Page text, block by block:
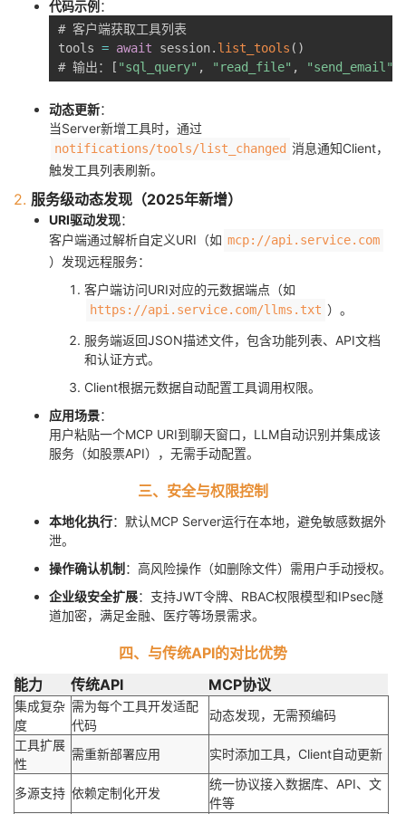
代码示例 ：
# 客户端获取工具列表
tools = await session. list_tools ( )
# 输出：
[ "sql_query" , "read_file" , "send_email"
动态更新：
当Server新增工具时，通过
notifications/tools/list_changed 消息通知Client，
触发工具列表刷新。
2. 服务级动态发现（2025年新增）
URI驱动发现：
客户端通过解析自定义URI（如 mcp://api.service.com
）发现远程服务：
客户端访问URI对应的元数据端点（如
https://api.service.com/llms.txt ）。
服务端返回JSON描述文件，包含功能列表、API文档
和认证方式。
Client根据元数据自动配置工具调用权限。
应用场景：
用户粘贴一个MCP URI到聊天窗口，LLM自动识别并集成该
服务（如股票API），无需手动配置。
三、安全与权限控制
本地化执行：默认MCP Server运行在本地，避免敏感数据外
泄。
操作确认机制 ：高风险操作（如删除文件）需用户手动授权。
企业级安全扩展：支持JWT令牌、RBAC权限模型和IPsec隧
道加密，满足金融、医疗等场景需求。
四、与传统API的对比优势
能力
传统API MCP协议
集成复杂
度
需为每个工具开发适配
代码
动态发现，无需预编码
工具扩展
性
需重新部署应用 实时添加工具，Client自动更新
多源支持 依赖定制化开发
统一协议接入数据库、API、文
件等